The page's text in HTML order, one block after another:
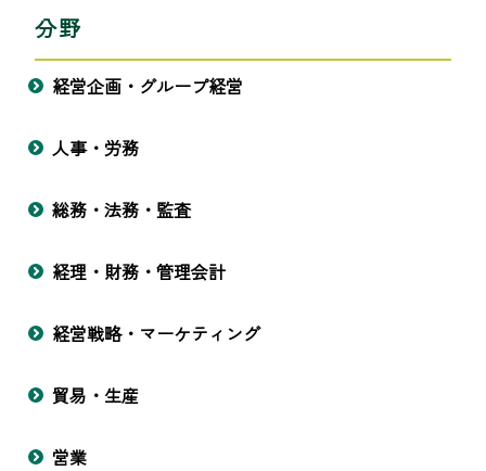
分野
経営企画・グループ経営
人事・労務
総務・法務・監査
経理・財務・管理会計
経営戦略・マーケティング
貿易・生産
営業